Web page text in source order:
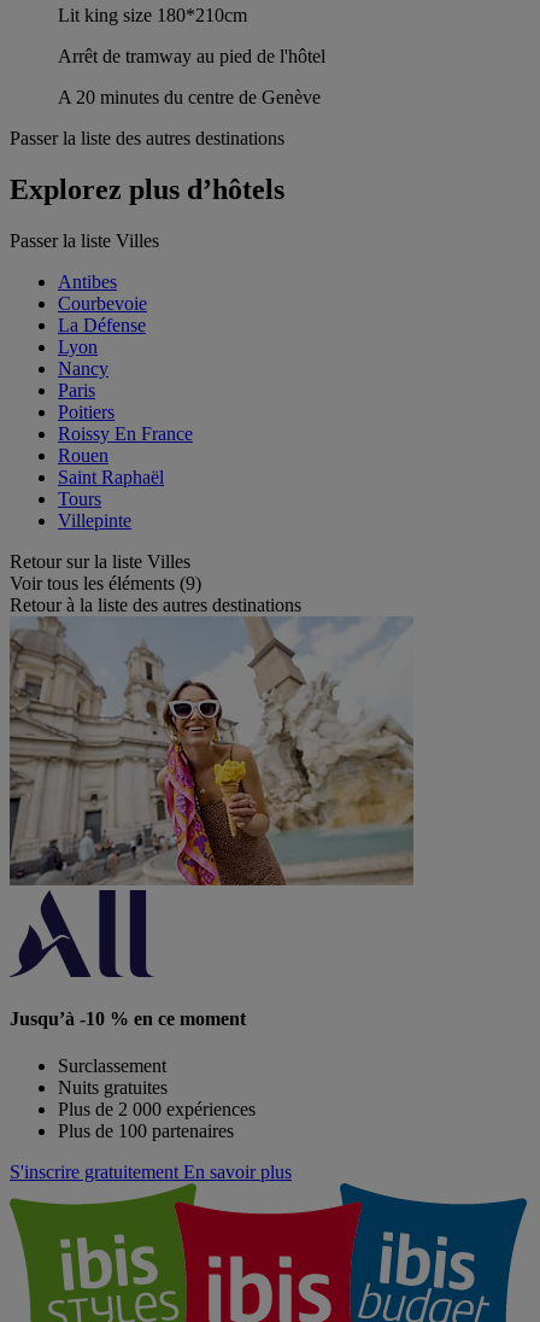
Lit king size 180*210cm
Arrêt de tramway au pied de l'hôtel
A 20 minutes du centre de Genève
Passer la liste des autres destinations
Explorez plus d’hôtels
Passer la liste Villes
Antibes
Courbevoie
La Défense
Lyon
Nancy
Paris
Poitiers
Roissy En France
Rouen
Saint Raphaël
Tours
Villepinte
Retour sur la liste Villes
Voir tous les éléments (9)
Retour à la liste des autres destinations
Jusqu’à -10 % en ce moment
Surclassement
Nuits gratuites
Plus de 2 000 expériences
Plus de 100 partenaires
S'inscrire gratuitement En savoir plus